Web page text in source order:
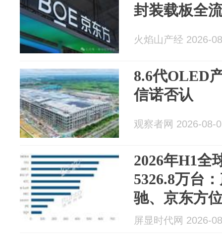
封装载板全
火焰山产经 2026-
8.6代OLED
信诺否认
观察者网 2026-08-
2026年H1全
5326.8万台
驰、京东方
屏显时代网 2026-